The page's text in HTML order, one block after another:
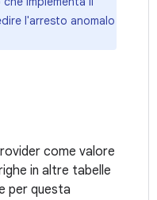
l'arresto anomalo
come valore
in altre tabelle
per questa